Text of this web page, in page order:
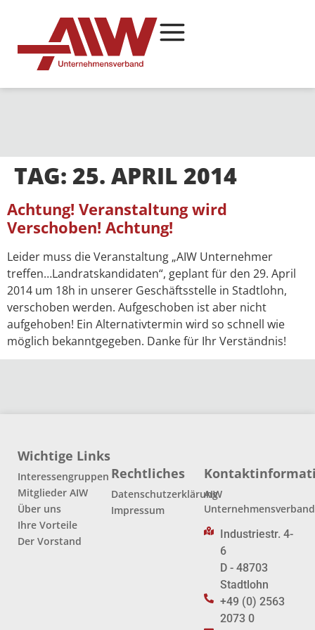
TAG: 25. APRIL 2014
Achtung! Veranstaltung wird
Verschoben! Achtung!
Leider muss die Veranstaltung „AIW Unternehmer
treffen…Landratskandidaten“, geplant für den 29. April
2014 um 18h in unserer Geschäftsstelle in Stadtlohn,
verschoben werden. Aufgeschoben ist aber nicht
aufgehoben! Ein Alternativtermin wird so schnell wie
möglich bekanntgegeben. Danke für Ihr Verständnis!
Wichtige Links
Interessengruppen
Mitglieder AIW
Über uns
Ihre Vorteile
Der Vorstand
Rechtliches
Datenschutzerklärung
Impressum
AIW
Unternehmensverband
Industriestr. 4-
6
D - 48703
Stadtlohn
+49 (0) 2563
2073 0